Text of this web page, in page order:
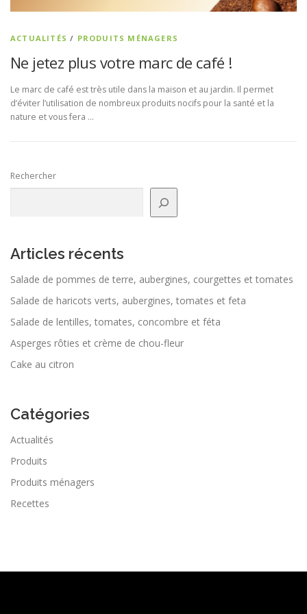
ACTUALITÉS / PRODUITS MÉNAGERS
Ne jetez plus votre marc de café !
Le marc de café est très utile dans la maison et au jardin. Il permet
d’éviter l’utilisation de nombreux produits nocifs pour la santé et la
nature et vous fera …
Rechercher
Articles récents
Salade de pommes de terre, aubergines, courgettes et tomates
Salade de haricots verts, aubergines, tomates et feta
Salade de lentilles, tomates, concombre et féta
Asperges rôties et crème de chou-fleur
Cake au citron
Catégories
Actualités
Produits
Produits ménagers
Recettes